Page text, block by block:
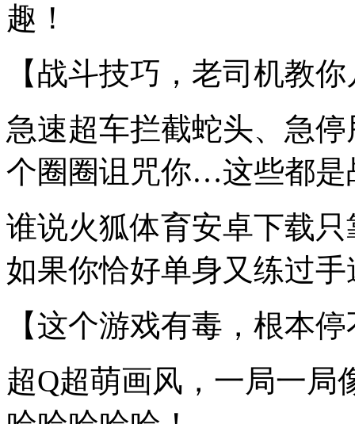
趣！
【战斗技巧，老司机教
急速超车拦截蛇头、急
个圈圈诅咒你…这些都是
谁说火狐体育安卓下载
如果你恰好单身又练过
【这个游戏有毒，根本
超Q超萌画风，一局一局